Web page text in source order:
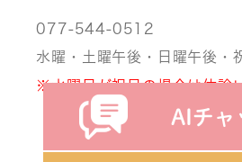
077-544-0512
水曜・土曜午後・日曜午後・
※水曜日が祝日の場合は休診